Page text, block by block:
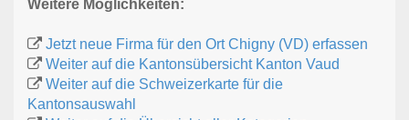
Weitere Möglichkeiten:
Jetzt neue Firma für den Ort Chigny (VD) erfassen
Weiter auf die Kantonsübersicht Kanton Vaud
Weiter auf die Schweizerkarte für die
Kantonsauswahl